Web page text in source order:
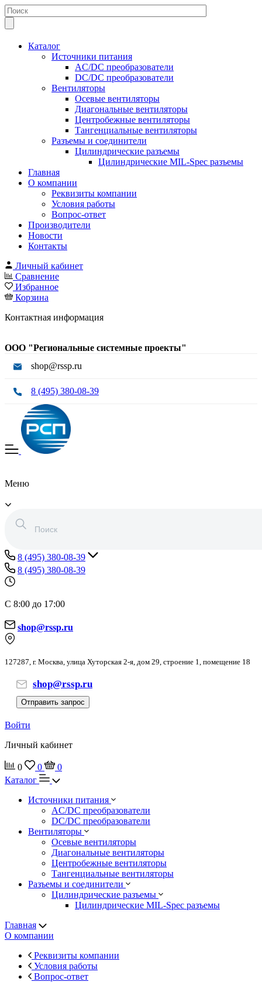
Каталог
Источники питания
AC/DC преобразователи
DC/DC преобразователи
Вентиляторы
Осевые вентиляторы
Диагональные вентиляторы
Центробежные вентиляторы
Тангенциальные вентиляторы
Разъемы и соединители
Цилиндрические разъемы
Цилиндрические MIL-Spec разъемы
Главная
О компании
Реквизиты компании
Условия работы
Вопрос-ответ
Производители
Новости
Контакты
Личный кабинет
Сравнение
Избранное
Корзина
Контактная информация
ООО "Региональные системные проекты"
shop@rssp.ru
8 (495) 380-08-39
Меню
8 (495) 380-08-39
8 (495) 380-08-39
С 8:00 до 17:00
shop@rssp.ru
127287, г. Москва, улица Хуторская 2-я, дом 29, строение 1, помещение 18
shop@rssp.ru
Отправить запрос
Войти
Личный кабинет
0 0
0
Каталог
Источники питания
AC/DC преобразователи
DC/DC преобразователи
Вентиляторы
Осевые вентиляторы
Диагональные вентиляторы
Центробежные вентиляторы
Тангенциальные вентиляторы
Разъемы и соединители
Цилиндрические разъемы
Цилиндрические MIL-Spec разъемы
Главная
О компании
Реквизиты компании
Условия работы
Вопрос-ответ